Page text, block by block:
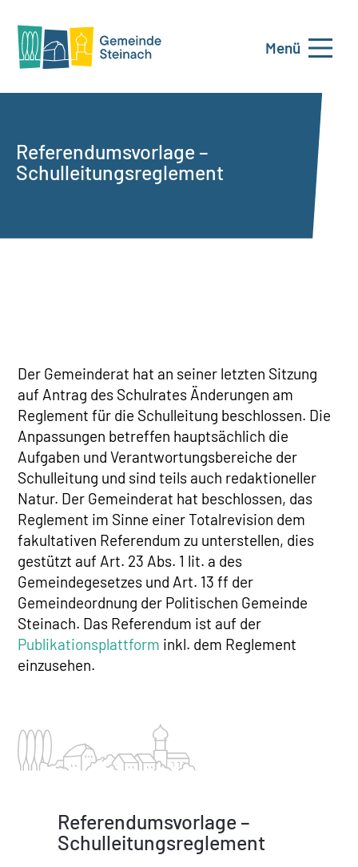
Menü
Referendumsvorlage –
Schulleitungsreglement
Der Gemeinderat hat an seiner letzten Sitzung
auf Antrag des Schulrates Änderungen am
Reglement für die Schulleitung beschlossen. Die
Anpassungen betreffen hauptsächlich die
Aufgaben und Verantwortungsbereiche der
Schulleitung und sind teils auch redaktioneller
Natur. Der Gemeinderat hat beschlossen, das
Reglement im Sinne einer Totalrevision dem
fakultativen Referendum zu unterstellen, dies
gestützt auf Art. 23 Abs. 1 lit. a des
Gemeindegesetzes und Art. 13 ff der
Gemeindeordnung der Politischen Gemeinde
Steinach. Das Referendum ist auf der
Publikationsplattform inkl. dem Reglement
einzusehen.
Referendumsvorlage –
Schulleitungsreglement